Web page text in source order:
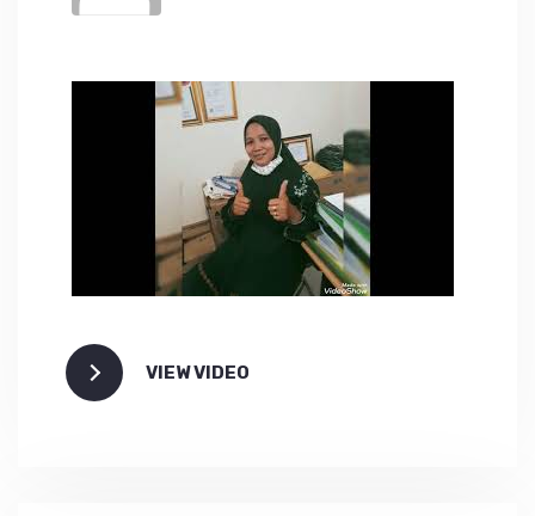
VIEW VIDEO